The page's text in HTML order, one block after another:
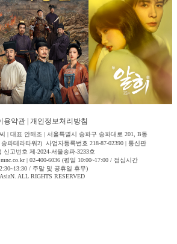
용약관 개인정보처리방침
| 대표 안해조 | 서울특별시 송파구 송파대로 201, B동
파테라타워2) 사업자등록번호 218-87-02390 | 통신판
신고번호 제-2024-서울송파-3233호
| 02-400-6036 (평일 10:00~17:00 / 점심시간
/ 주말 및 공휴일 휴무)
AsiaN. ALL RIGHTS RESERVED